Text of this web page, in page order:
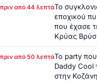
πριν από 44 λεπτάΤο
εποχικού
που έχασε
Κρύας
πριν από 50 λεπτάΤο party
Daddy Cool
στην Κοζάνη